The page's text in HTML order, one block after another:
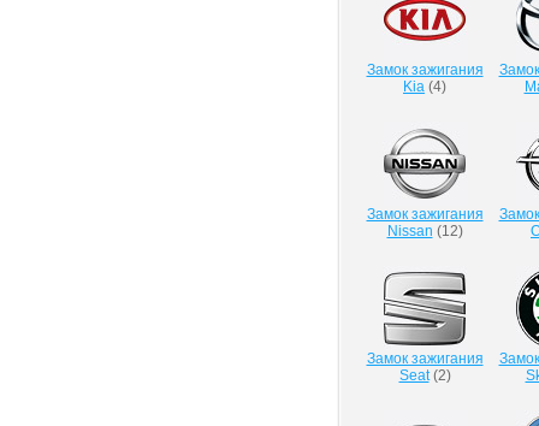
Замок зажигания
Kia (4)
Замок зажигания
Nissan (12)
Замок зажигания
Seat(2)